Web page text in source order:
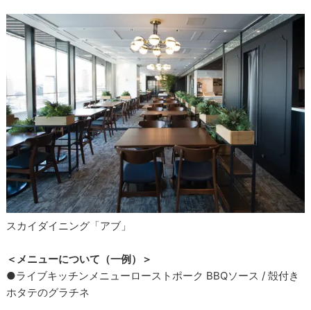
スカイダイニング「アブ」
＜メニューについて（一例）＞
●ライブキッチンメニューローストポーク BBQソース / 殻付き
ホタテのグラチネ